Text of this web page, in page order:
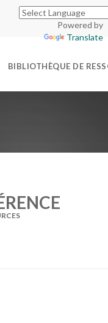
Powered by
Translate
BIBLIOTHÈQUE DE